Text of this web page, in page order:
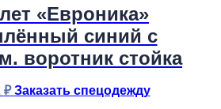
«Евроника»
синий с
воротник стойка
₽ Заказать спецодежду